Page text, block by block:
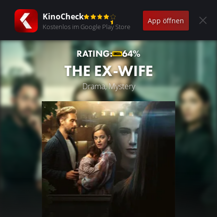
KinoCheck
Kostenlos im Google Play Store
App öffnen
RATING: 64%
THE EX-WIFE
Drama, Mystery